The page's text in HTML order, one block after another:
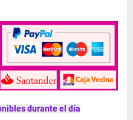
durante el día